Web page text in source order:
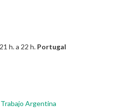
h. a 22 h. Portugal
Argentina